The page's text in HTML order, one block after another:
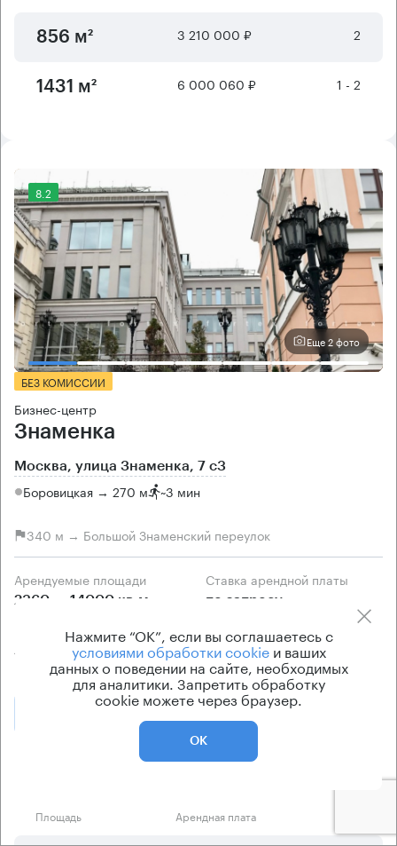
856 м² 3 210 000 ₽ 2
1431 м² 6 000 060 ₽ 1 - 2
8.2
Еще 2 фото
БЕЗ КОМИССИИ
Бизнес-центр
Знаменка
Москва, улица Знаменка, 7 с3
Боровицкая → 270 м ~3 мин
340 м → Большой Знаменский переулок
Арендуемые площади
2360 — 14000 кв.м
Ставка арендной платы
по запросу
Класс офисов
Бизнес-центр
Предложения по аренде в этом здании:
Площадь Арендная плата
Нажмите “ОК”, если вы соглашаетесь с
условиями обработки cookieи ваших
данных о поведении на сайте, необходимых
для аналитики. Запретить обработку
cookie можете через браузер.
ОК